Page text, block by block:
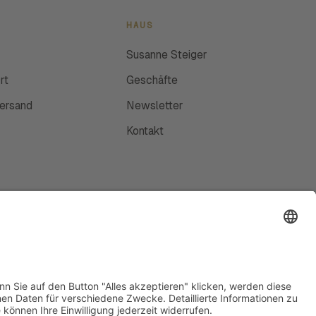
HAUS
Susanne Steiger
Geschäfte
Newsletter
Kontakt